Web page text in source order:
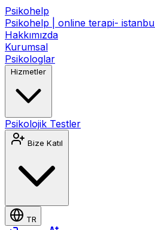
Psikohelp
Psikohelp | online terapi-
Hakkımızda
Kurumsal
Psikologlar
Hizmetler
Psikolojik Testler
Bize Katıl
TR